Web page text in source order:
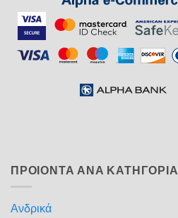
ΠΡΟΙΟΝΤΑ ΑΝΑ ΚΑΤΗΓΟΡΙΑ
Ανδρικά